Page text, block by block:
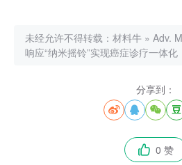
未经允许不得转载： 材料牛 » Adv.
响应“纳米摇铃”实现癌症诊疗一体化
分享到：
   
 0 赞